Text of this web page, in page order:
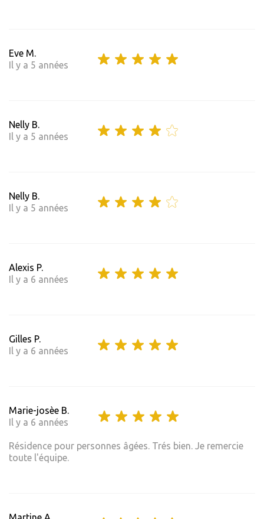
Eve M.
Il y a 5 années
Nelly B.
Il y a 5 années
Nelly B.
Il y a 5 années
Alexis P.
Il y a 6 années
Gilles P.
Il y a 6 années
Marie-josèe B.
Il y a 6 années
Résidence pour personnes âgées. Trés bien. Je remercie
toute l'équipe.